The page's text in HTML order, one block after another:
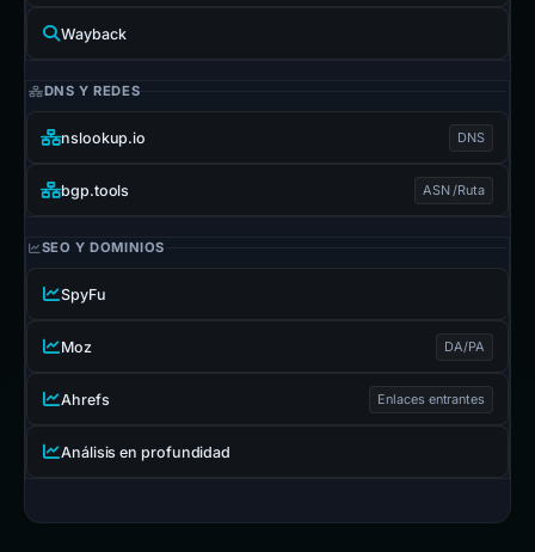
Wayback
DNS Y REDES
nslookup.io DNS
bgp.tools ASN /Ruta
SEO Y DOMINIOS
SpyFu
Moz DA/PA
Ahrefs Enlaces entrantes
Análisis en profundidad